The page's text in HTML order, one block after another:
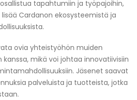
tapahtumiin ja työpajoihin,
Cardanon ekosysteemistä ja
ovia yhteistyöhön muiden
mikä voi johtaa innovatiivisiin
Jäsenet saavat
palveluista ja tuotteista, jotka